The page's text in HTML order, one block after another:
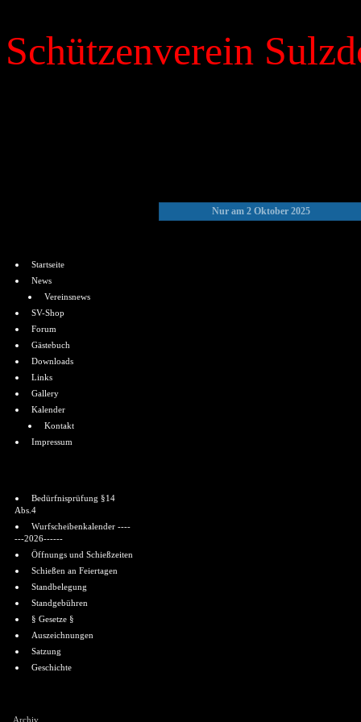
Schützenverein
Startseite
News
Vereinsnews
SV-Shop
Forum
Gästebuch
Downloads
Links
Gallery
Kalender
Kontakt
Impressum
Bedürfnisprüfung §14
Abs.4
Wurfscheibenkalender ----
---2026------
Öffnungs und Schießzeiten
Schießen an Feiertagen
Standbelegung
Standgebühren
§ Gesetze §
Auszeichnungen
Satzung
Geschichte
Archiv
Nur am 2 Oktober 2025